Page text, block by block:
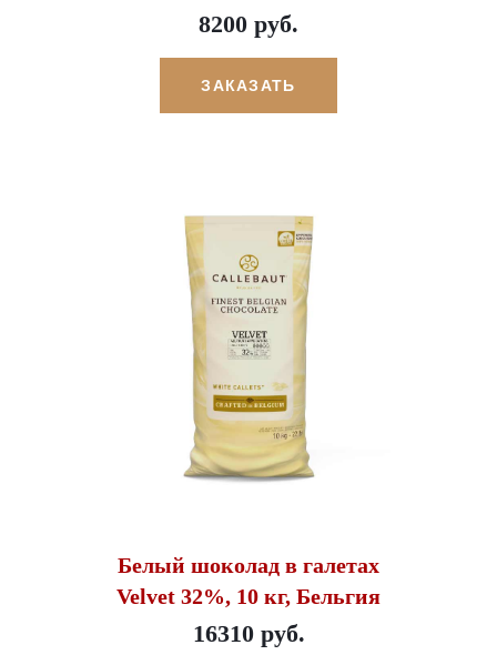
8200 руб.
ЗАКАЗАТЬ
Белый шоколад в галетах
Velvet 32%, 10 кг, Бельгия
16310 руб.